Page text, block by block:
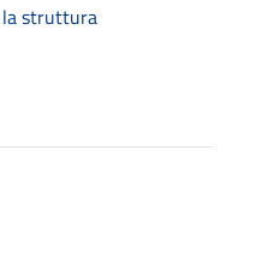
la struttura